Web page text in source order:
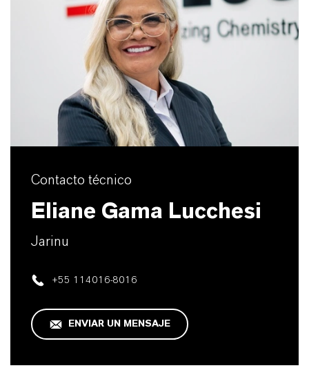
Contacto técnico
Eliane Gama Lucchesi
Jarinu
+55 114016-8016
ENVIAR UN MENSAJE